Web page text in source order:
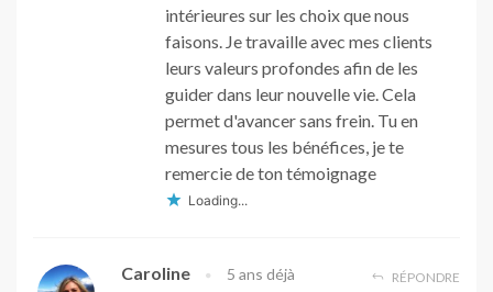
intérieures sur les choix que nous
faisons. Je travaille avec mes clients
leurs valeurs profondes afin de les
guider dans leur nouvelle vie. Cela
permet d'avancer sans frein. Tu en
mesures tous les bénéfices, je te
remercie de ton témoignage
Loading...
Caroline 5 ans déjà RÉPONDRE